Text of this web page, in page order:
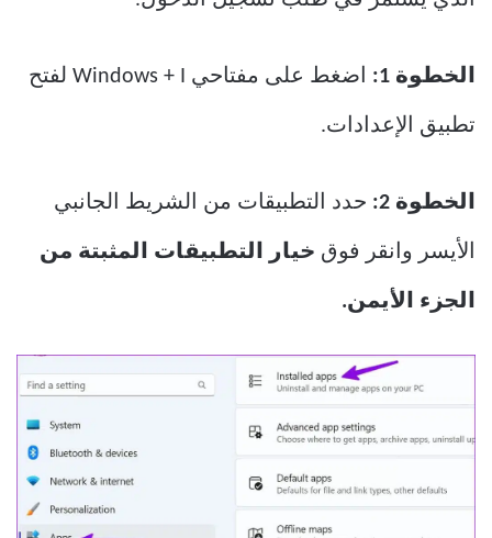
الخطوة 1: اضغط على مفتاحي Windows + I لفتح
تطبيق الإعدادات.
الخطوة 2: حدد التطبيقات من الشريط الجانبي
الأيسر وانقر فوق خيار التطبيقات المثبتة من
الجزء الأيمن.